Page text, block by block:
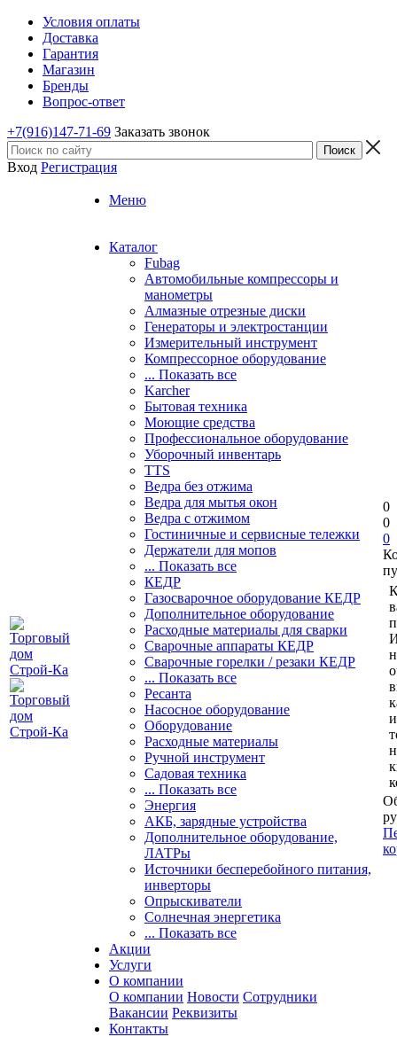
Условия оплаты
Доставка
Гарантия
Магазин
Бренды
Вопрос-ответ
+7(916)147-71-69 Заказать звонок
Вход Регистрация
Меню
Каталог
Fubag
Автомобильные компрессоры и
манометры
Алмазные отрезные диски
Генераторы и электростанции
Измерительный инструмент
Компрессорное оборудование
... Показать все
Karcher
Бытовая техника
Моющие средства
Профессиональное оборудование
Уборочный инвентарь
TTS
Ведра без отжима
Ведра для мытья окон
Ведра с отжимом
Гостиничные и сервисные тележки
Держатели для мопов
... Показать все
КЕДР
Газосварочное оборудование КЕДР
Дополнительное оборудование
Расходные материалы для сварки
Сварочные аппараты КЕДР
Сварочные горелки / резаки КЕДР
... Показать все
Ресанта
Насосное оборудование
Оборудование
Расходные материалы
Ручной инструмент
Садовая техника
... Показать все
Энергия
АКБ, зарядные устройства
Дополнительное оборудование,
ЛАТРы
Источники бесперебойного питания,
инверторы
Опрыскиватели
Солнечная энергетика
... Показать все
Акции
Услуги
О компании
О компании Новости Сотрудники
Вакансии Реквизиты
Контакты
0
0
0